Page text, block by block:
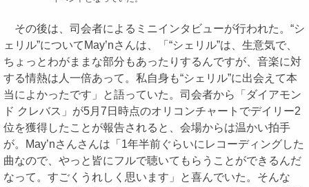
その後は、司会者によるミニインタビューが行われた。“シ
ェリル”についてMay’nさんは、「“シェリル”は、生意気で、
ちょっとわがままな部分もあったりするんですが、音楽に対
する情熱は人一倍あって。私自身も“シェリル”に出会えて本
当によかったです」と語っていた。司会者から「ダイアモン
ド クレバス」が5月7日時点のオリコンチャートでデイリー2
位を獲得したことが報告されると、会場からは温かい拍手
が。May’nさんさんは「1年半前ぐらいにレコーディングした
曲なので、やっと皆にフルで聴いてもらうことができるんだ
なって。すごくうれしく思います」と喜んでいた。そんな